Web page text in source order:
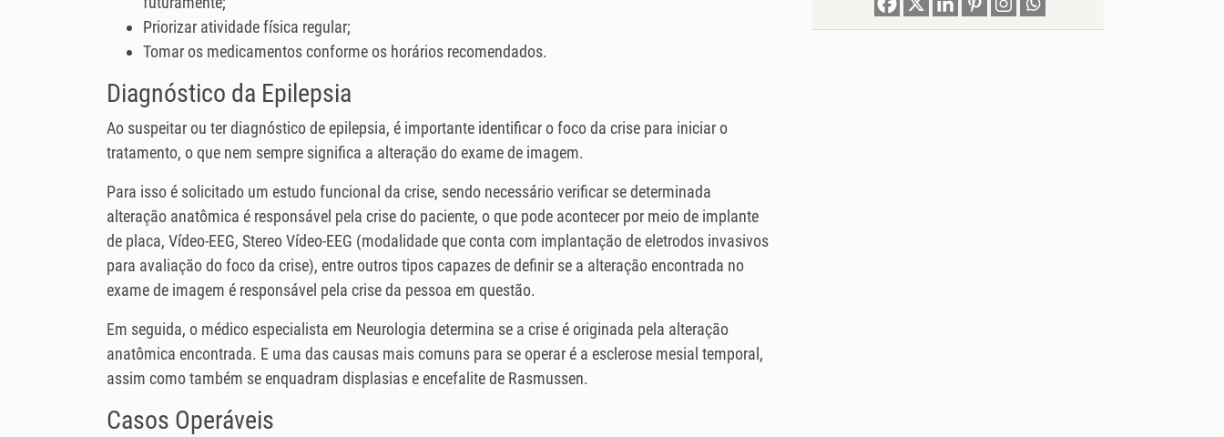
Priorizar atividade física regular;
Tomar os medicamentos conforme os horários recomendados.
Diagnóstico da Epilepsia
Ao suspeitar ou ter diagnóstico de epilepsia, é importante identificar o foco da crise para iniciar o
tratamento, o que nem sempre significa a alteração do exame de imagem.
Para isso é solicitado um estudo funcional da crise, sendo necessário verificar se determinada
alteração anatômica é responsável pela crise do paciente, o que pode acontecer por meio de implante
de placa, Vídeo-EEG, Stereo Vídeo-EEG (modalidade que conta com implantação de eletrodos invasivos
para avaliação do foco da crise), entre outros tipos capazes de definir se a alteração encontrada no
exame de imagem é responsável pela crise da pessoa em questão.
Em seguida, o médico especialista em Neurologia determina se a crise é originada pela alteração
anatômica encontrada. E uma das causas mais comuns para se operar é a esclerose mesial temporal,
assim como também se enquadram displasias e encefalite de Rasmussen.
Casos Operáveis